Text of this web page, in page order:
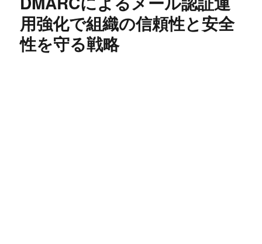
用強化で組織の信頼性と安全
性を守る戦略